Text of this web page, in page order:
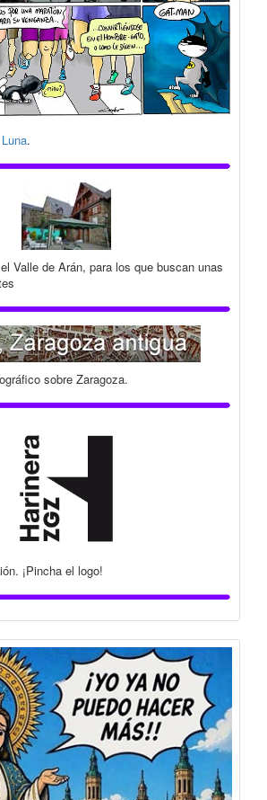
.
Valle de Arán, para los que buscan unas
sobre Zaragoza.
¡Pincha el logo!